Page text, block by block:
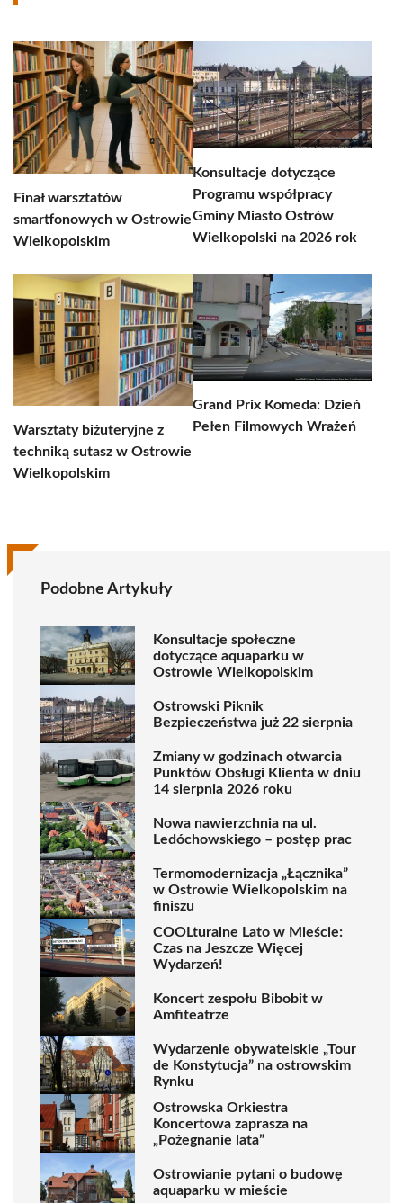
Finał warsztatów
smartfonowych w Ostrowie
Wielkopolskim
Konsultacje dotyczące
Programu współpracy
Gminy Miasto Ostrów
Wielkopolski na 2026 rok
Warsztaty biżuteryjne z
techniką sutasz w Ostrowie
Wielkopolskim
Grand Prix Komeda: Dzień
Pełen Filmowych Wrażeń
Podobne Artykuły
Konsultacje społeczne
dotyczące aquaparku w
Ostrowie Wielkopolskim
Ostrowski Piknik
Bezpieczeństwa już 22 sierpnia
Zmiany w godzinach otwarcia
Punktów Obsługi Klienta w dniu
14 sierpnia 2026 roku
Nowa nawierzchnia na ul.
Ledóchowskiego – postęp prac
Termomodernizacja „Łącznika”
w Ostrowie Wielkopolskim na
finiszu
COOLturalne Lato w Mieście:
Czas na Jeszcze Więcej
Wydarzeń!
Koncert zespołu Bibobit w
Amfiteatrze
Wydarzenie obywatelskie „Tour
de Konstytucja” na ostrowskim
Rynku
Ostrowska Orkiestra
Koncertowa zaprasza na
„Pożegnanie lata”
Ostrowianie pytani o budowę
aquaparku w mieście